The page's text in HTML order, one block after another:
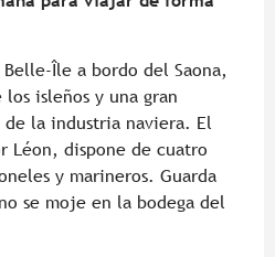
Île a bordo del Saona,
isleños y una gran
la industria naviera. El
Léon, dispone de cuatro
y marineros. Guarda
se moje en la bodega del